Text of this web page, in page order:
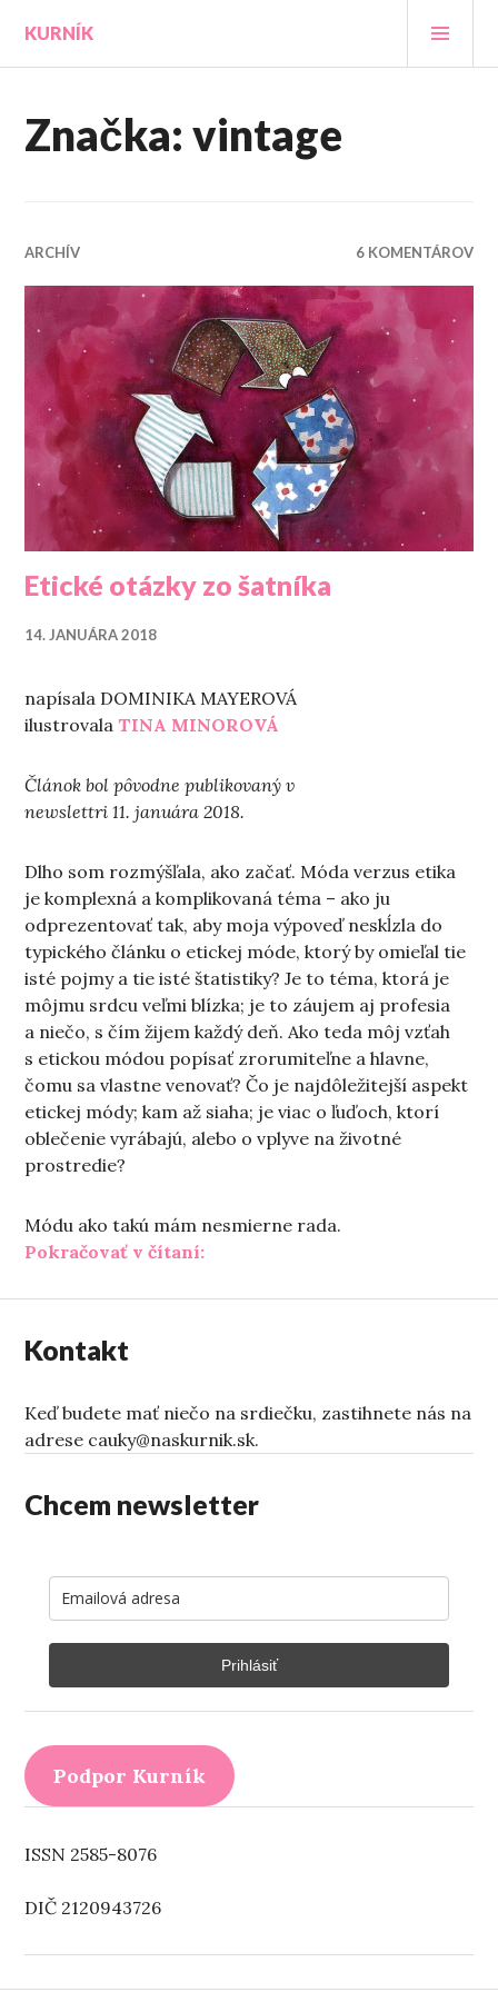
obsah
KURNÍK
Značka:vintage
ARCHÍV 6 KOMENTÁROV
Etické otázky zo šatníka
14. JANUÁRA 2018
napísala DOMINIKA MAYEROVÁ
ilustrovala TINA MINOROVÁ
Článok bol pôvodne publikovaný v
newslettri 11. januára 2018.
Dlho som rozmýšľala, ako začať. Móda verzus etika
je komplexná a komplikovaná téma – ako ju
odprezentovať tak, aby moja výpoveď neskĺzla do
typického článku o etickej móde, ktorý by omieľal tie
isté pojmy a tie isté štatistiky? Je to téma, ktorá je
môjmu srdcu veľmi blízka; je to záujem aj profesia
a niečo, s čím žijem každý deň. Ako teda môj vzťah
s etickou módou popísať zrorumiteľne a hlavne,
čomu sa vlastne venovať? Čo je najdôležitejší aspekt
etickej módy; kam až siaha; je viac o ľuďoch, ktorí
oblečenie vyrábajú, alebo o vplyve na životné
prostredie?
Módu ako takú mám nesmierne rada.
Pokračovať v čítaní:„Etické otázky zo šatníka“
Kontakt
Keď budete mať niečo na srdiečku, zastihnete nás na
adrese cauky@naskurnik.sk.
Chcem newsletter
Prihlásiť
Podpor Kurník
ISSN 2585-8076
DIČ 2120943726